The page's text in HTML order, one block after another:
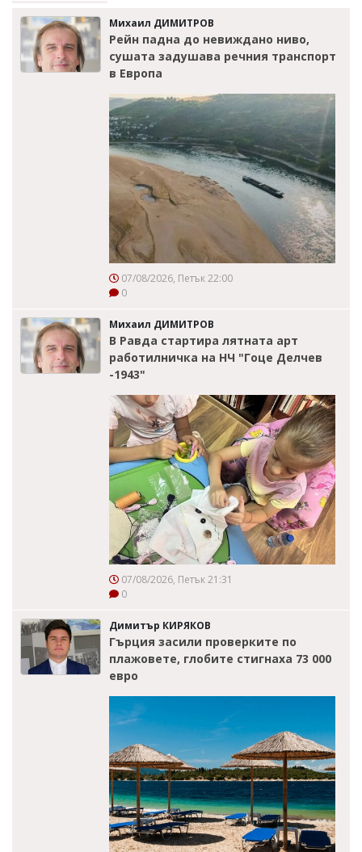
Михаил ДИМИТРОВ
Рейн падна до невиждано ниво,
сушата задушава речния транспорт
в Европа
07/08/2026, Петък 22:00
0
Михаил ДИМИТРОВ
В Равда стартира лятната арт
работилничка на НЧ "Гоце Делчев
-1943"
07/08/2026, Петък 21:31
0
Димитър КИРЯКОВ
Гърция засили проверките по
плажовете, глобите стигнаха 73 000
евро